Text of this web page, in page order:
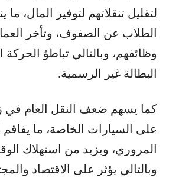
لتقليل تنقلاتهم لتوفير المال،
الطلاب عن الصفوف، وتأخر
وظائفهم، وبالتالي تباطؤ الحركة
البطالة غير الرسمية.
كما يسهم ضعف النقل العام في
على السيارات الخاصة، ما يفاقم
المروري، ويزيد من استهلاك
وبالتالي يؤثر على الاقتصاد